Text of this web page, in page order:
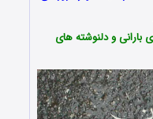
و دلنوشته های